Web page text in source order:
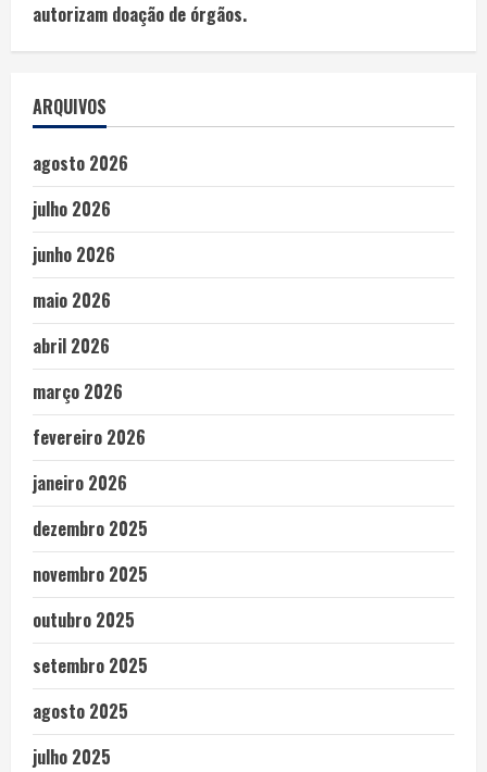
autorizam doação de órgãos.
ARQUIVOS
agosto 2026
julho 2026
junho 2026
maio 2026
abril 2026
março 2026
fevereiro 2026
janeiro 2026
dezembro 2025
novembro 2025
outubro 2025
setembro 2025
agosto 2025
julho 2025